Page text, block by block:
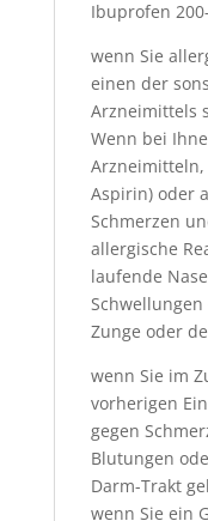
Ibuprofen
wenn Sie
einen der
Arzneimittels
Wenn bei
Arzneimitteln,
Aspirin) oder
Schmerzen
allergische
laufende
Zunge oder
wenn Sie im
vorherigen
gegen
Blutungen
Darm-Trakt
wenn Sie ein